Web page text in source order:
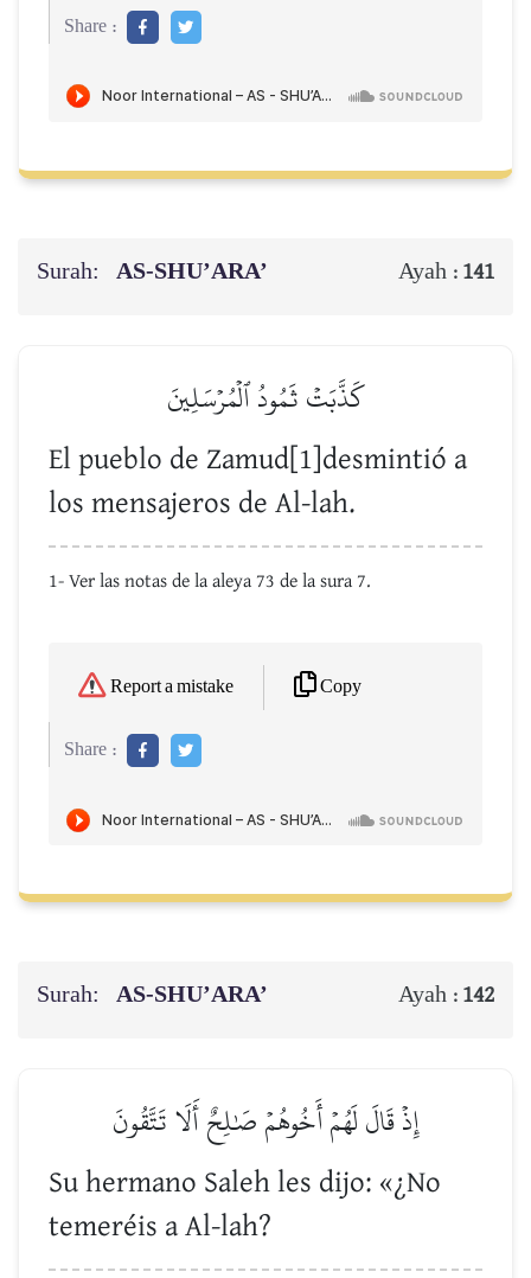
Share :
Surah: AS-SHU’ARA’ Ayah : 141
كَذَّبَتۡ ثَمُودُ ٱلۡمُرۡسَلِينَ
El pueblo de Zamud[1]desmintió a
los mensajeros de Al-lah.
1- Ver las notas de la aleya 73 de la sura 7.
Report a mistake Copy
Share :
Surah: AS-SHU’ARA’ Ayah : 142
إِذۡ قَالَ لَهُمۡ أَخُوهُمۡ صَٰلِحٌ أَلَا تَتَّقُونَ
Su hermano Saleh les dijo: «¿No
temeréis a Al-lah?